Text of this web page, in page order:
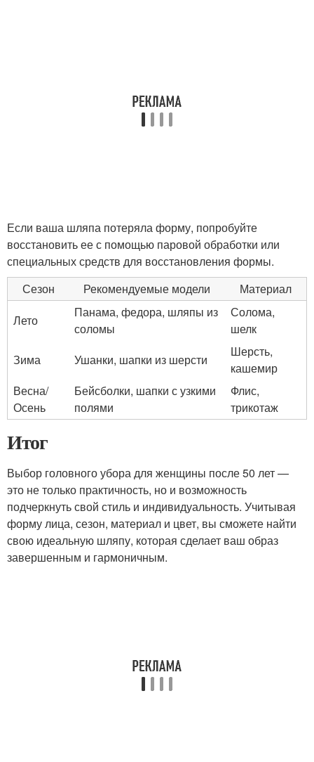
Если ваша шляпа потеряла форму, попробуйте
восстановить ее с помощью паровой обработки или
специальных средств для восстановления формы.
Сезон
Рекомендуемые модели
Материал
Лето
Панама, федора, шляпы из
соломы
Солома,
шелк
Зима
Ушанки, шапки из шерсти
Шерсть,
кашемир
Весна/
Осень
Бейсболки, шапки с узкими
полями
Флис,
трикотаж
Итог
Выбор головного убора для женщины после 50 лет —
это не только практичность, но и возможность
подчеркнуть свой стиль и индивидуальность. Учитывая
форму лица, сезон, материал и цвет, вы сможете найти
свою идеальную шляпу, которая сделает ваш образ
завершенным и гармоничным.